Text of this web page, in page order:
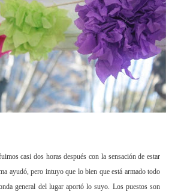
casi dos horas después con la sensación de estar
ayudó, pero intuyo que lo bien que está armado todo
general del lugar aportó lo suyo. Los puestos son